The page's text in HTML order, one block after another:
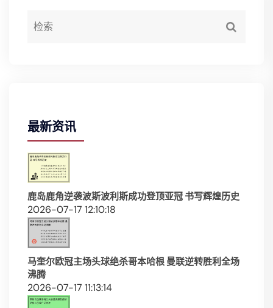
最新资讯
鹿岛鹿角逆袭波斯波利斯成功登顶亚冠 书写辉煌历史
2026-07-17 12:10:18
马奎尔欧冠主场头球绝杀哥本哈根 曼联逆转胜利全场
沸腾
2026-07-17 11:13:14